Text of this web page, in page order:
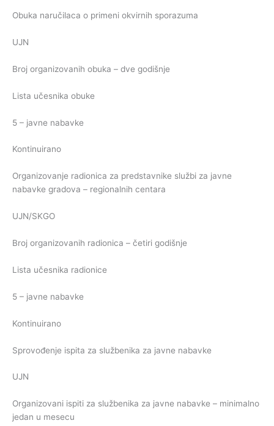
Obuka naručilaca o primeni okvirnih sporazuma
UJN
Broj organizovanih obuka – dve godišnje
Lista učesnika obuke
5 – javne nabavke
Kontinuirano
Organizovanje radionica za predstavnike službi za javne
nabavke gradova – regionalnih centara
UJN/SKGO
Broj organizovanih radionica – četiri godišnje
Lista učesnika radionice
5 – javne nabavke
Kontinuirano
Sprovođenje ispita za službenika za javne nabavke
UJN
Organizovani ispiti za službenika za javne nabavke – minimalno
jedan u mesecu